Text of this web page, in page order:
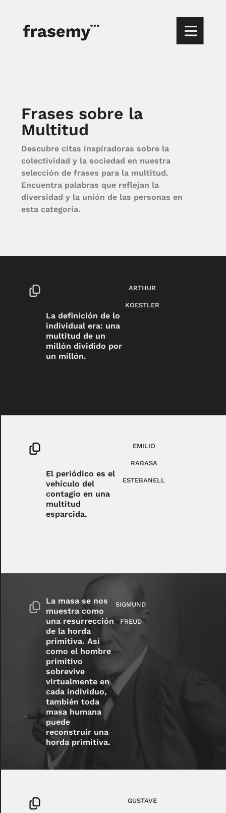
Frases sobre la
Multitud
Descubre citas inspiradoras sobre la
colectividad y la sociedad en nuestra
selección de frases para la multitud.
Encuentra palabras que reflejan la
diversidad y la unión de las personas en
esta categoría.
La definición de lo
individual era: una
multitud de un
millón dividido por
un millón.
ARTHUR
KOESTLER
El periódico es el
vehículo del
contagio en una
multitud
esparcida.
EMILIO
RABASA
ESTEBANELL
La masa se nos
muestra como
una resurrección
de la horda
primitiva. Así
como el hombre
primitivo
sobrevive
virtualmente en
cada individuo,
también toda
masa humana
puede
reconstruir una
horda primitiva.
SIGMUND
FREUD
GUSTAVE